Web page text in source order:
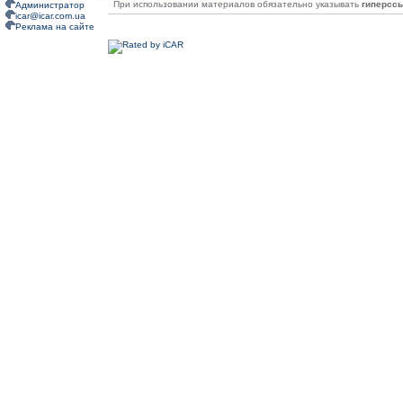
Администратор
icar@icar.com.ua
Реклама на сайте
При использовании материалов обязательно указывать